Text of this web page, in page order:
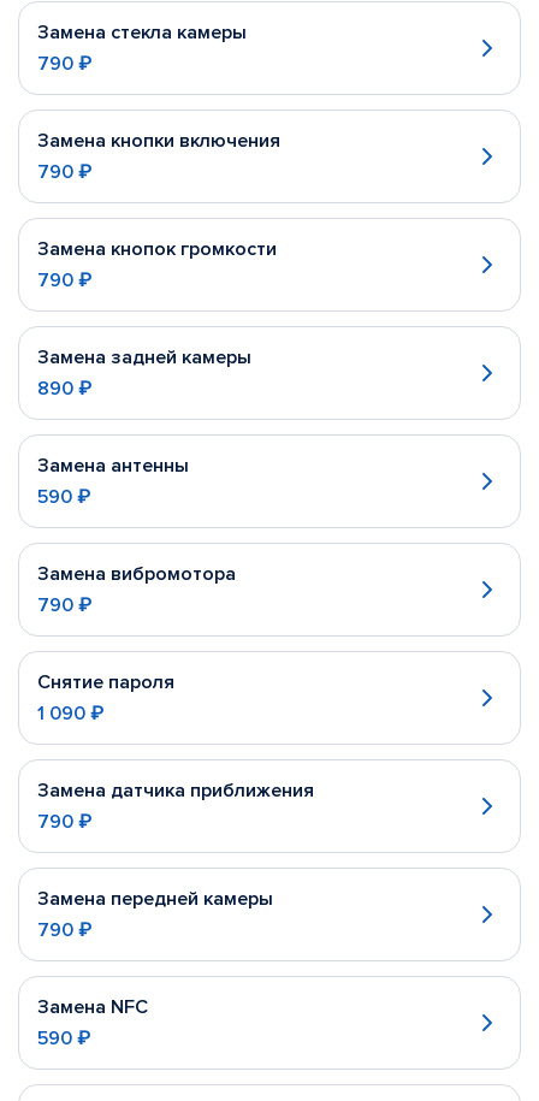
Замена стекла камеры
790 ₽
Замена кнопки включения
790 ₽
Замена кнопок громкости
790 ₽
Замена задней камеры
890 ₽
Замена антенны
590 ₽
Замена вибромотора
790 ₽
Снятие пароля
1 090 ₽
Замена датчика приближения
790 ₽
Замена передней камеры
790 ₽
Замена NFC
590 ₽